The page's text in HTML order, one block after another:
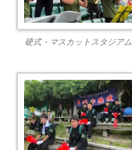
硬式・マスカットスタジアム